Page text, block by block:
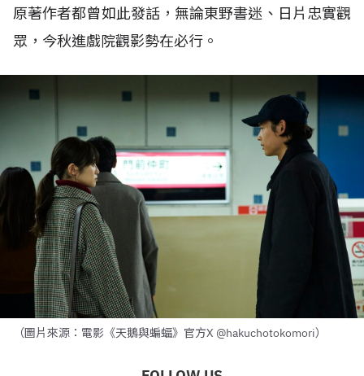
原著作者都曾如此發話，無論東野書迷、日片忠實觀
眾，今秋進戲院觀影勢在必行。
（圖片來源：電影《天鵝與蝙蝠》官方X @hakuchotokomori）